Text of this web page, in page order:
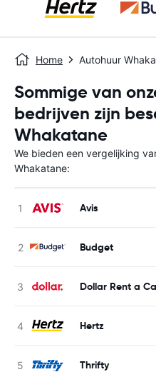
Home Autohuur
Sommige van
bedrijven zijn
Whakatane
We bieden een vergelijking
Whakatane:
Avis
Budget
Dollar Rent a
Hertz
Thrifty